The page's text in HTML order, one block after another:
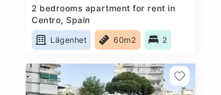
2 bedrooms apartment for rent in
Centro, Spain
Lägenhet
60m2 2